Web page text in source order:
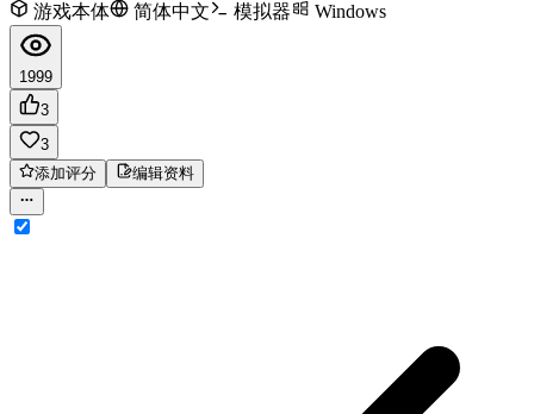
游戏本体 简体中文 模拟器 Windows
1999
3
3
添加评分
编辑资料